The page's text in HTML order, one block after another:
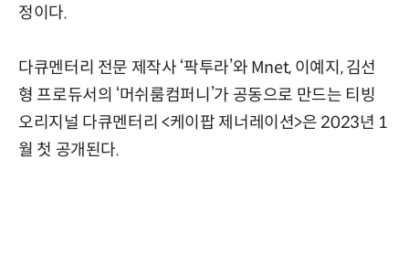
정이다.
다큐멘터리 전문 제작사 ‘팍투라’와 Mnet, 이예지, 김선
형 프로듀서의 ‘머쉬룸컴퍼니’가 공동으로 만드는 티빙
오리지널 다큐멘터리 <케이팝 제너레이션>은 2023년 1
월 첫 공개된다.